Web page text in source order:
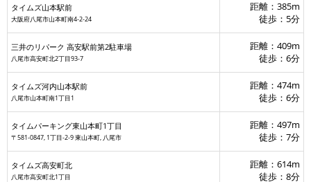
三井のリパーク 高安
タイ
ヤ
リパーク高安駅
タイムズ山本駅前
大阪府八尾市山本町南4-2-24
距離：385m
徒歩：5分
三井のリパーク 高安駅前第2駐車場
八尾市高安町北2丁目93-7
距離：409m
徒歩：6分
タイムズ河内山本駅前
八尾市山本町南1丁目1
距離：474m
徒歩：6分
タイムパーキング東山本町1丁目
〒581-0847, 1丁目-2-9 東山本町, 八尾市
距離：497m
徒歩：7分
タイムズ高安町北
八尾市高安町北1丁目
距離：614m
徒歩：8分